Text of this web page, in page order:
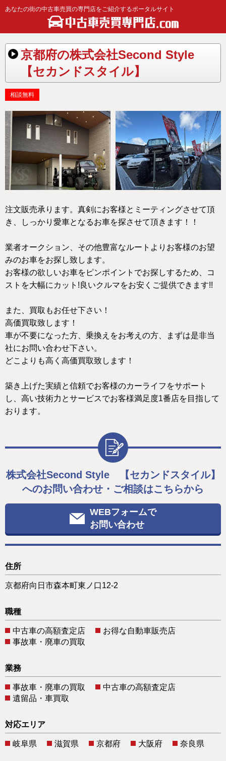
あなたの街の中古車売買の専門店をご紹介するポータルサイト
京都府の株式会社Second Style
【セカンドスタイル】
相談無料
注文販売承ります。真剣にお客様とミーティングさせて頂
き、しっかり愛車となるお車を探させて頂きます！！
業者オークション、その他豊富なルートよりお客様のお望
みのお車をお探し致します。
お客様の欲しいお車をピンポイントでお探しするため、コ
ストを大幅にカット!良いクルマをお安くご提供できます!!
また、買取もお任せ下さい！
高価買取致します！
車が不要になった方、乗換えをお考えの方、まずは是非当
社にお問い合わせ下さい。
どこよりも高く高価買取致します！
築き上げた実績と信頼でお客様のカーライフをサポート
し、高い技術力とサービスでお客様満足度1番店を目指して
おります。
株式会社Second Style 【セカンドスタイル】
へのお問い合わせ・ご相談はこちらから
WEBフォームで
お問い合わせ
住所
京都府向日市森本町東ノ口12-2
職種
中古車の高額査定店
お得な自動車販売店
事故車・廃車の買取
業務
事故車・廃車の買取
中古車の高額査定店
遺留品・車買取
対応エリア
岐阜県 滋賀県 京都府 大阪府 奈良県